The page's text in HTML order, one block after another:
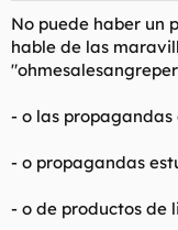
No puede haber un
hable de las
- o las propagandas
- o propagandas
- o de productos de